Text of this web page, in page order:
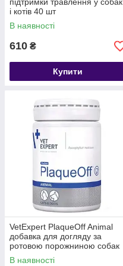
і котів 40 шт
В наявності
610 ₴
Купити
VetExpert PlaqueOff Animal
добавка для догляду за
ротовою порожниною собак
та котів, 20 гр
В наявності